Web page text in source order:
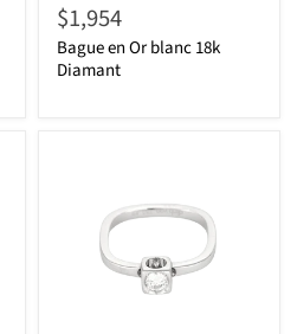
$1,954
Bague en Or blanc 18k
Diamant